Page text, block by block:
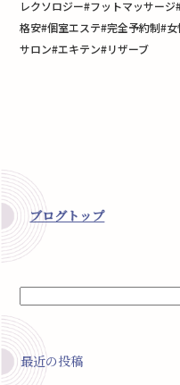
レクソロジー#フットマッサー
格安#個室エステ#完全予約制#
サロン#エキテン#リザーブ
ブログトップ
最近の投稿